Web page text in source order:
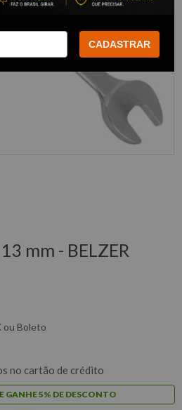
mm - BELZER
ou Boleto
no cartão de crédito
GANHE 5% DE DESCONTO
CADASTRAR